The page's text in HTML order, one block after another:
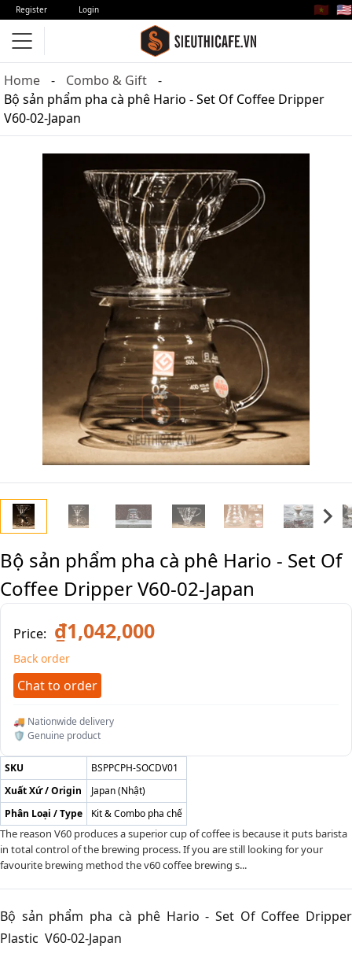
Register Login 🇻🇳 🇺🇸
Home
Combo & Gift
Bộ sản phẩm pha cà phê Hario - Set Of Coffee Dripper
V60-02-Japan
Bộ sản phẩm pha cà phê Hario - Set Of
Coffee Dripper V60-02-Japan
Price: ₫1,042,000
Back order
Chat to order
🚚 Nationwide delivery
🛡️ Genuine product
SKU
BSPPCPH-SOCDV01
Xuất Xứ / Origin
Japan (Nhật)
Phân Loại / Type
Kit & Combo pha chế
The reason V60 produces a superior cup of coffee is because it puts barista
in total control of the brewing process. If you are still looking for your
favourite brewing method the v60 coffee brewing s...
Bộ sản phẩm pha cà phê Hario - Set Of Coffee Dripper
Plastic V60-02-Japan